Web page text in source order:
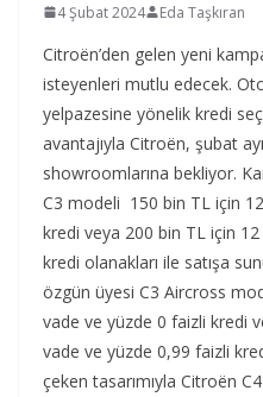
4 Şubat 2024 Eda Taşkıran
Citroën’den gelen yeni
isteyenleri mutlu edecek.
yelpazesine yönelik kredi
avantajıyla Citroën, şubat
showroomlarına bekliyor.
C3 modeli 150 bin TL için
kredi veya 200 bin TL için
kredi olanakları ile satışa
özgün üyesi C3 Aircross
vade ve yüzde 0 faizli kredi
vade ve yüzde 0,99 faizli
çeken tasarımıyla Citroën